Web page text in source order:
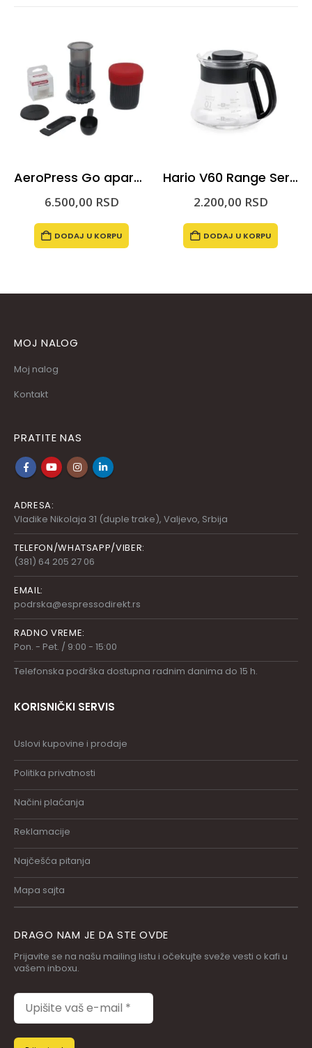
RSD.
RSD.
AeroPress Go aparat za kafu
6.500,00 RSD
DODAJ U KORPU
Hario V60 Range Server za kafu 360
2.200,00 RSD
DODAJ U KORPU
MOJ NALOG
Moj nalog
Kontakt
PRATITE NAS
ADRESA:
Vladike Nikolaja 31 (duple trake), Valjevo, Srbija
TELEFON/WHATSAPP/VIBER:
(381) 64 205 27 06
EMAIL:
podrska@espressodirekt.rs
RADNO VREME:
Pon. - Pet. / 9:00 - 15:00
Telefonska podrška dostupna radnim danima do 15 h.
KORISNIČKI SERVIS
Uslovi kupovine i prodaje
Politika privatnosti
Načini plaćanja
Reklamacije
Najčešća pitanja
Mapa sajta
DRAGO NAM JE DA STE OVDE
Prijavite se na našu mailing listu i očekujte sveže vesti o kafi u
vašem inboxu.